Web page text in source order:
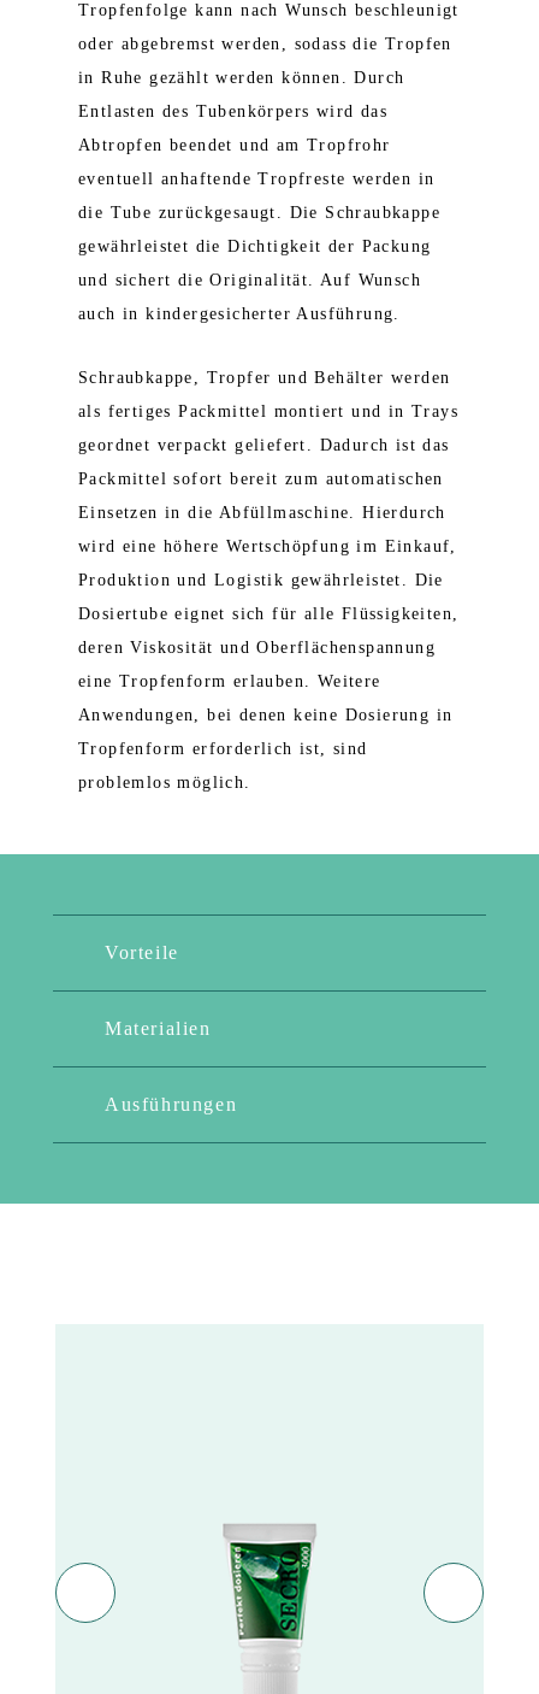
Tropfenfolge kann nach Wunsch beschleunigt
oder abgebremst werden, sodass die Tropfen
in Ruhe gezählt werden können. Durch
Entlasten des Tubenkörpers wird das
Abtropfen beendet und am Tropfrohr
eventuell anhaftende Tropfreste werden in
die Tube zurückgesaugt. Die Schraubkappe
gewährleistet die Dichtigkeit der Packung
und sichert die Originalität. Auf Wunsch
auch in kindergesicherter Ausführung.
Schraubkappe, Tropfer und Behälter werden
als fertiges Packmittel montiert und in Trays
geordnet verpackt geliefert. Dadurch ist das
Packmittel sofort bereit zum automatischen
Einsetzen in die Abfüllmaschine. Hierdurch
wird eine höhere Wertschöpfung im Einkauf,
Produktion und Logistik gewährleistet. Die
Dosiertube eignet sich für alle Flüssigkeiten,
deren Viskosität und Oberflächenspannung
eine Tropfenform erlauben. Weitere
Anwendungen, bei denen keine Dosierung in
Tropfenform erforderlich ist, sind
problemlos möglich.
Vorteile
Materialien
Ausführungen